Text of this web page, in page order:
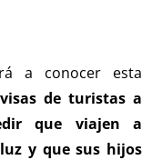
a conocer esta
de turistas a
que viajen a
y que sus hijos